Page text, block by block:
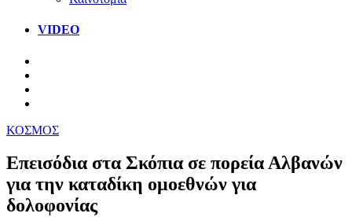
VIDEO
ΚΟΣΜΟΣ
Επεισόδια στα Σκόπια σε πορεία Αλβανών
για την καταδίκη ομοεθνών για
δολοφονίας